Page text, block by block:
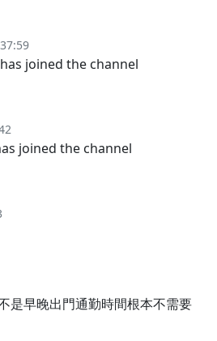
has joined the channel
joined the channel
是早晚出門通勤時間根本不需要